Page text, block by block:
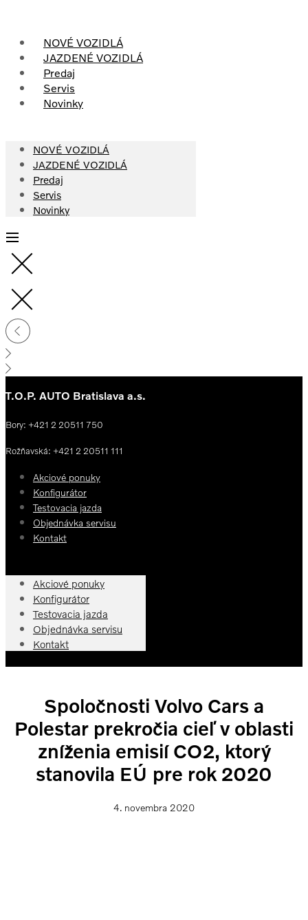
contentNOVÉ VOZIDLÁ
JAZDENÉ VOZIDLÁ
Predaj
Servis
Novinky
NOVÉ VOZIDLÁ
JAZDENÉ VOZIDLÁ
Predaj
Servis
Novinky
T.O.P. AUTO Bratislava a.s.
Bory: +421 2 20511 750
Rožňavská: +421 2 20511 111
Akciové ponuky
Konfigurátor
Testovacia jazda
Objednávka servisu
Kontakt
Akciové ponuky
Konfigurátor
Testovacia jazda
Objednávka servisu
Kontakt
Spoločnosti Volvo Cars a
Polestar prekročia cieľ v oblasti
zníženia emisií CO2, ktorý
stanovila EÚ pre rok 2020
4. novembra 2020